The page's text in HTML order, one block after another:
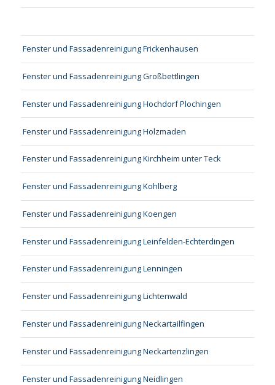
Fenster und Fassadenreinigung Frickenhausen
Fenster und Fassadenreinigung Großbettlingen
Fenster und Fassadenreinigung Hochdorf Plochingen
Fenster und Fassadenreinigung Holzmaden
Fenster und Fassadenreinigung Kirchheim unter Teck
Fenster und Fassadenreinigung Kohlberg
Fenster und Fassadenreinigung Koengen
Fenster und Fassadenreinigung Leinfelden-Echterdingen
Fenster und Fassadenreinigung Lenningen
Fenster und Fassadenreinigung Lichtenwald
Fenster und Fassadenreinigung Neckartailfingen
Fenster und Fassadenreinigung Neckartenzlingen
Fenster und Fassadenreinigung Neidlingen